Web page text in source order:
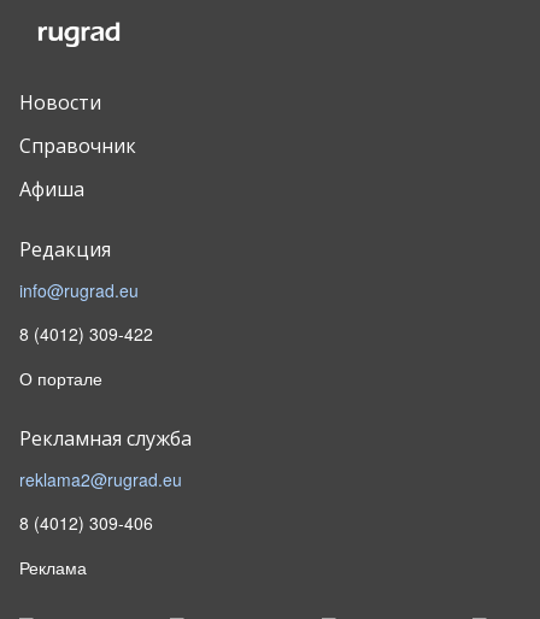
Новости
Справочник
Афиша
Редакция
info@rugrad.eu
8 (4012) 309-422
О портале
Рекламная служба
reklama2@rugrad.eu
8 (4012) 309-406
Реклама